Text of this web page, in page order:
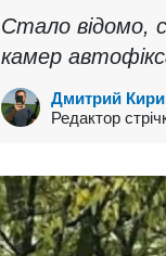
Стало відомо,
камер
Дмитрий
Редактор